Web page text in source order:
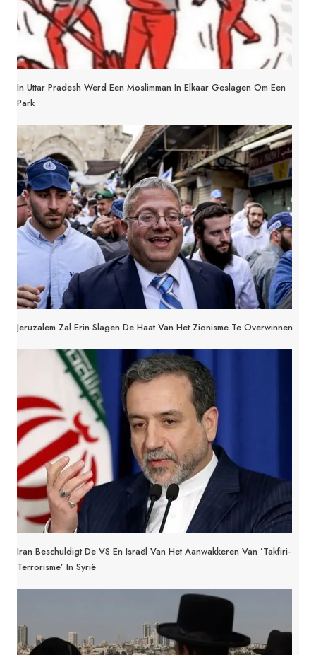
In Uttar Pradesh Werd Een Moslimman In Elkaar Geslagen Om Een
Park
Jeruzalem Zal Erin Slagen De Haat Van Het Zionisme Te Overwinnen
Iran Beschuldigt De VS En Israël Van Het Aanwakkeren Van ’takfiri-
Terrorisme’ In Syrië